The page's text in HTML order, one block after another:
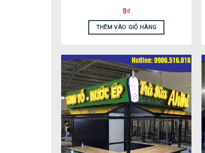
9₫
THÊM VÀO GIỎ HÀNG